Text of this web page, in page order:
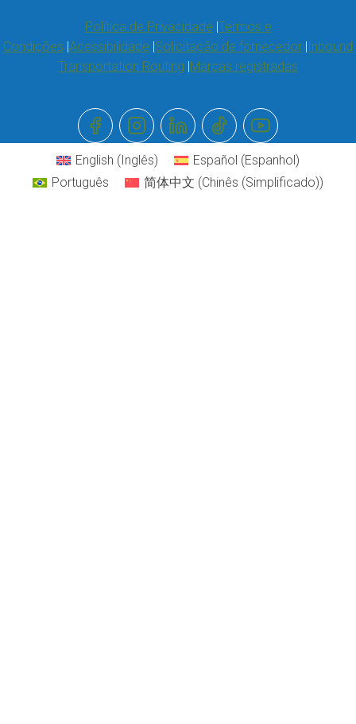
Política de Privacidade Termos e
Condições Acessibilidade Solicitação de fornecedor Inbound
Transportation Routing Marcas registradas
English (Inglês) Español (Espanhol)
Português
简体中文 (Chinês (Simplificado))